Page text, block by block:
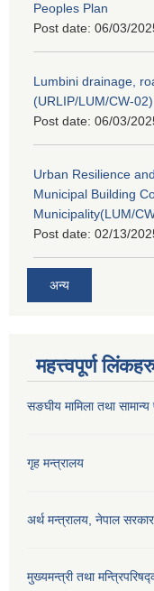
Peoples Plan
Post date: 06/03/
Lumbini drainage,
(URLIP/LUM/CW-
Post date: 06/03/
Urban Resilience
Municipal Building
Municipality(LUM/
Post date: 02/13/
अन्य
महत्त्वपूर्ण
सङघीय मामिला तथा
गृह मन्त्रालय
अर्थ मन्त्रालय, नेपाल सरकार
मुख्यमन्त्री तथा